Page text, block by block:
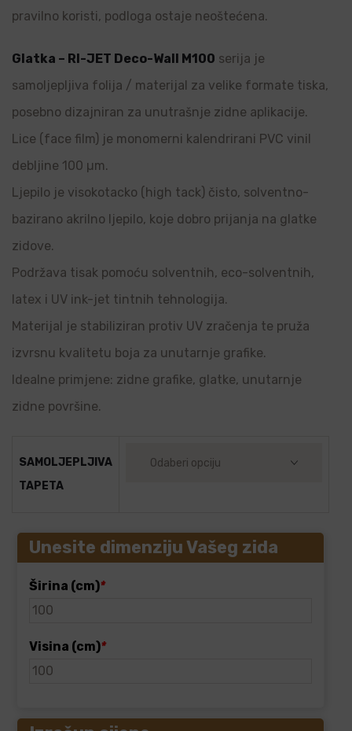
pravilno koristi, podloga ostaje neoštećena.
Glatka – RI-JET Deco-Wall M100 serija je
samoljepljiva folija / materijal za velike formate tiska,
posebno dizajniran za unutrašnje zidne aplikacije.
Lice (face film) je monomerni kalendrirani PVC vinil
debljine 100 µm.
Ljepilo je visokotacko (high tack) čisto, solventno-
bazirano akrilno ljepilo, koje dobro prijanja na glatke
zidove.
Podržava tisak pomoću solventnih, eco-solventnih,
latex i UV ink-jet tintnih tehnologija.
Materijal je stabiliziran protiv UV zračenja te pruža
izvrsnu kvalitetu boja za unutarnje grafike.
Idealne primjene: zidne grafike, glatke, unutarnje
zidne površine.
SAMOLJEPLJIVA
TAPETA
Unesite dimenziju Vašeg zida
Širina (cm)*
Visina (cm)*